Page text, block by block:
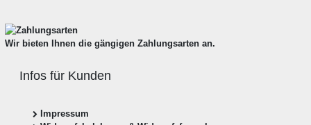
Wir bieten Ihnen die gängigen Zahlungsarten an.
Infos für Kunden
Impressum